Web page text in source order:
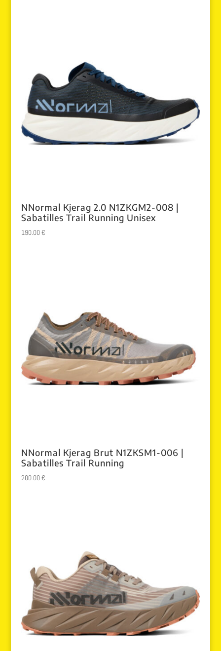
NNormal Kjerag 2.0 N1ZKGM2-008 |
Sabatilles Trail Running Unisex
190.00€
NNormal Kjerag Brut N1ZKSM1-006 |
Sabatilles Trail Running
200.00€